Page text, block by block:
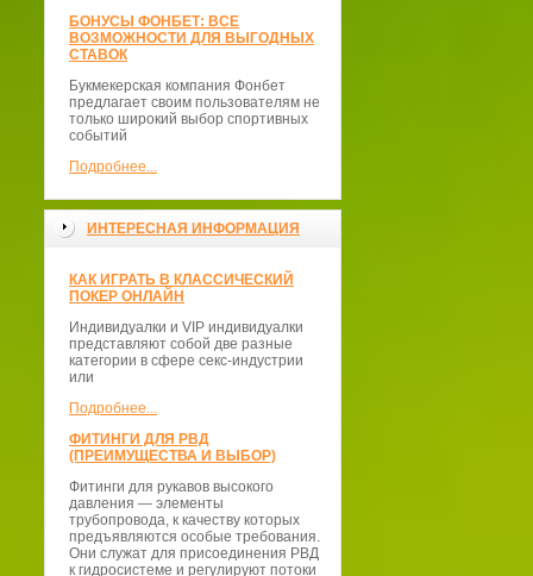
БОНУСЫ ФОНБЕТ: ВСЕ
ВОЗМОЖНОСТИ ДЛЯ ВЫГОДНЫХ
СТАВОК
Букмекерская компания Фонбет
предлагает своим пользователям не
только широкий выбор спортивных
событий
Подробнее...
ИНТЕРЕСНАЯ ИНФОРМАЦИЯ
КАК ИГРАТЬ В КЛАССИЧЕСКИЙ
ПОКЕР ОНЛАЙН
Индивидуалки и VIP индивидуалки
представляют собой две разные
категории в сфере секс-индустрии
или
Подробнее...
ФИТИНГИ ДЛЯ РВД
(ПРЕИМУЩЕСТВА И ВЫБОР)
Фитинги для рукавов высокого
давления — элементы
трубопровода, к качеству которых
предъявляются особые требования.
Они служат для присоединения РВД
к гидросистеме и регулируют потоки